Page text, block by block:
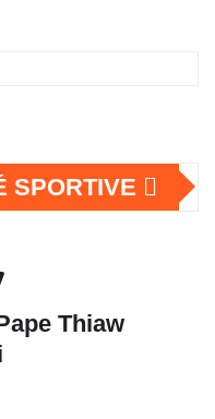
SPORTIVE
Thiaw